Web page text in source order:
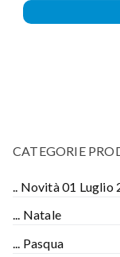
CATEGORIE
.. Novità 01 Luglio
... Natale
... Pasqua